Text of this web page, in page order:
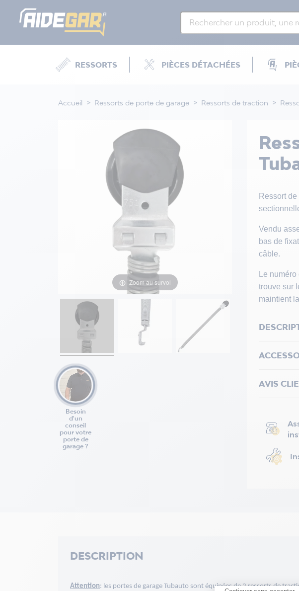
RESSORTS PIÈCES DÉTACHÉES
Accueil Ressorts de porte de garage Ressorts de traction
Zoom au survol
Besoin
d'un
conseil
pour votre
porte de
garage ?
Ressort
Vendu
bas de
câble.
Le
trouve sur
maintient
AVIS
DESCRIPTION
Attention: les portes de garage Tubauto sont équipées de 2 ressorts de